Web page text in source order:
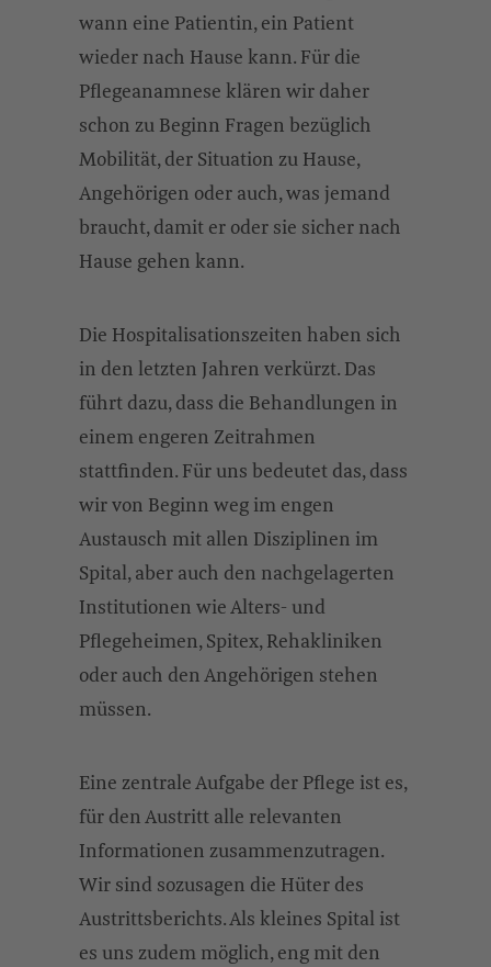
wann eine Patientin, ein Patient
wieder nach Hause kann. Für die
Pflegeanamnese klären wir daher
schon zu Beginn Fragen bezüglich
Mobilität, der Situation zu Hause,
Angehörigen oder auch, was jemand
braucht, damit er oder sie sicher nach
Hause gehen kann.
Die Hospitalisationszeiten haben sich
in den letzten Jahren verkürzt. Das
führt dazu, dass die Behandlungen in
einem engeren Zeitrahmen
stattfinden. Für uns bedeutet das, dass
wir von Beginn weg im engen
Austausch mit allen Disziplinen im
Spital, aber auch den nachgelagerten
Institutionen wie Alters- und
Pflegeheimen, Spitex, Rehakliniken
oder auch den Angehörigen stehen
müssen.
Eine zentrale Aufgabe der Pflege ist es,
für den Austritt alle relevanten
Informationen zusammenzutragen.
Wir sind sozusagen die Hüter des
Austrittsberichts. Als kleines Spital ist
es uns zudem möglich, eng mit den